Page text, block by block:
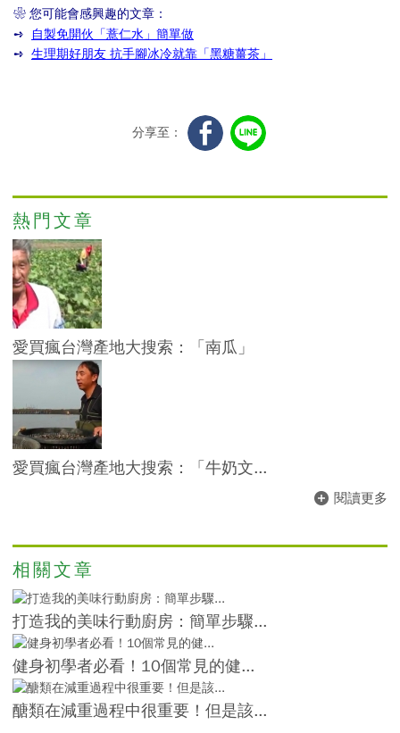
❀ 您可能會感興趣的文章：
➺
自製免開伙「薏仁水」簡單做
➺ 生理期好朋友 抗手腳冰冷就靠「黑糖薑茶」
分享至：
熱門文章
愛買瘋台灣產地大搜索：「南瓜」
愛買瘋台灣產地大搜索：「牛奶文...
閱讀更多
相關文章
打造我的美味行動廚房：簡單步驟...
健身初學者必看！10個常見的健...
醣類在減重過程中很重要！但是該...